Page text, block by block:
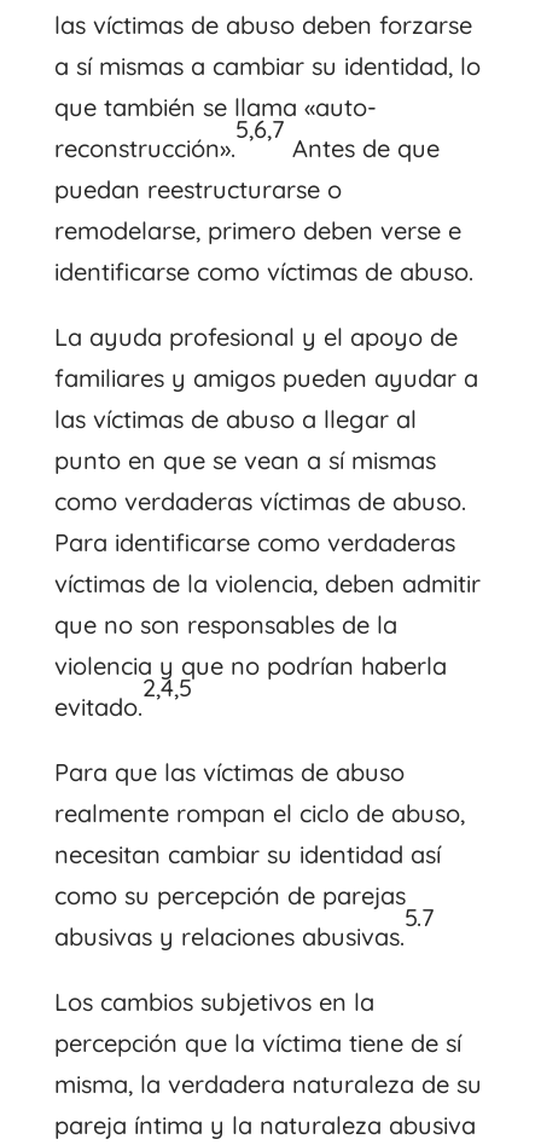
las víctimas de abuso deben forzarse
a sí mismas a cambiar su identidad, lo
que también se llama «auto-
reconstrucción».
5,6,7
Antes de que
puedan reestructurarse o
remodelarse, primero deben verse e
identificarse como víctimas de abuso.
La ayuda profesional y el apoyo de
familiares y amigos pueden ayudar a
las víctimas de abuso a llegar al
punto en que se vean a sí mismas
como verdaderas víctimas de abuso.
Para identificarse como verdaderas
víctimas de la violencia, deben admitir
que no son responsables de la
violencia y que no podrían haberla
evitado.
2,4,5
Para que las víctimas de abuso
realmente rompan el ciclo de abuso,
necesitan cambiar su identidad así
como su percepción de parejas
abusivas y relaciones abusivas.
5.7
Los cambios subjetivos en la
percepción que la víctima tiene de sí
misma, la verdadera naturaleza de su
pareja íntima y la naturaleza abusiva